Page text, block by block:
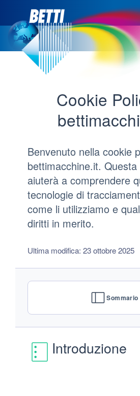
Cookie
Benvenuto nella cookie
bettimacchine.it.
aiuterà a comprendere
tecnologie di
come li utilizziamo e
diritti in merito.
Ultima modifica: 23 ottobre 2025
Sommario
Introduzione